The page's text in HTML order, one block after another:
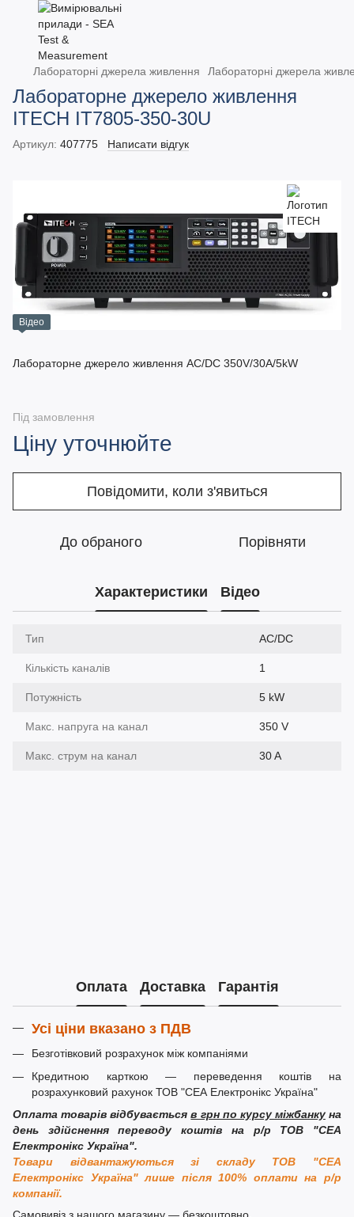
Лабораторні джерела живлення Лабораторні джерела
Лабораторне джерело живлення
ITECH IT7805-350-30U
Артикул: 407775 Написати відгук
Відео
Лабораторне джерело живлення AC/DC 350V/30A/5kW
Під замовлення
Ціну уточнюйте
Повідомити, коли з'явиться
До обраного Порівняти
Характеристики Відео
Тип AC/DC
Кількість каналів 1
Потужність 5 kW
Макс. напруга на канал 350 V
Макс. струм на канал 30 A
Оплата Доставка Гарантія
Усі ціни вказано з ПДВ
Безготівковий розрахунок між компаніями
Кредитною карткою — переведення коштів на
розрахунковий рахунок ТОВ "СЕА Електронікс Україна"
Оплата товарів відбуваєтьсяв грн по курсу міжбанкуна
день здійснення переводу коштів на р/р ТОВ "СЕА
Електронікс Україна".
Товари відвантажуються зі складу ТОВ "СЕА
Електронікс Україна" лише після 100% оплати на р/р
компанії.